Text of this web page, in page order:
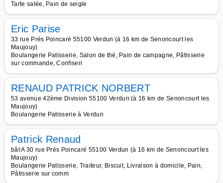
Tarte salée, Pain de seigle
Eric Parise
33 rue Prés Poincaré 55100 Verdun (à 16 km de Senoncourt les
Maujouy)
Boulangerie Patisserie, Salon de thé, Pain de campagne, Pâtisserie
sur commande, Confiseri
RENAUD PATRICK NORBERT
53 avenue 42ème Division 55100 Verdun (à 16 km de Senoncourt les
Maujouy)
Boulangerie Patisserie à Verdun
Patrick Renaud
bât A 30 rue Prés Poincaré 55100 Verdun (à 16 km de Senoncourt les
Maujouy)
Boulangerie Patisserie, Traiteur, Biscuit, Livraison à domicile, Pain,
Pâtisserie sur comm